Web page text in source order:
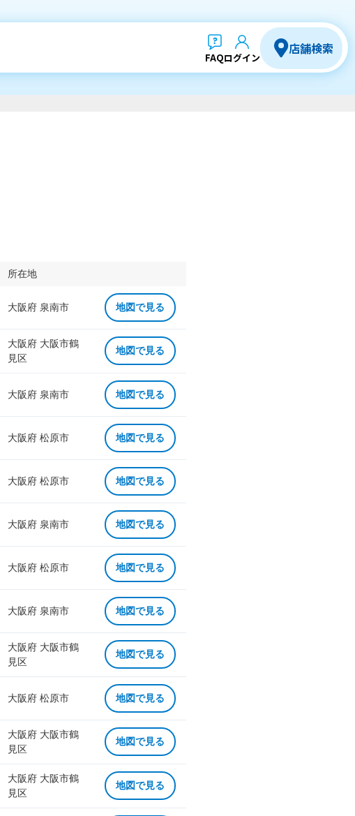
FAQログイン
店舗検索
所在地
大阪府 泉南市 地図で見る
大阪府 大阪市鶴
見区
地図で見る
大阪府 泉南市 地図で見る
大阪府 松原市 地図で見る
大阪府 松原市 地図で見る
大阪府 泉南市 地図で見る
大阪府 松原市 地図で見る
大阪府 泉南市 地図で見る
大阪府 大阪市鶴
見区
地図で見る
大阪府 松原市 地図で見る
大阪府 大阪市鶴
見区
地図で見る
大阪府 大阪市鶴
見区
地図で見る